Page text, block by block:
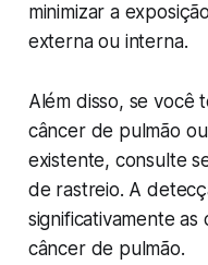
minimizar a
externa ou interna.
Além disso, se você
câncer de pulmão
existente, consulte
de rastreio. A
significativamente
câncer de pulmão.